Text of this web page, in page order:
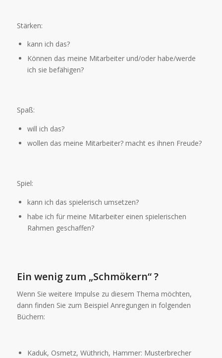
Stärken:
kann ich das?
Können das meine Mitarbeiter und/oder habe/werde
ich sie befähigen?
Spaß:
will ich das?
wollen das meine Mitarbeiter? macht es ihnen Freude?
Spiel:
kann ich das spielerisch umsetzen?
habe ich für meine Mitarbeiter einen spielerischen
Rahmen geschaffen?
Ein wenig zum „Schmökern“?
Wenn Sie weitere Impulse zu diesem Thema möchten,
dann finden Sie zum Beispiel Anregungen in folgenden
Büchern:
Kaduk, Osmetz, Wüthrich, Hammer: Musterbrecher